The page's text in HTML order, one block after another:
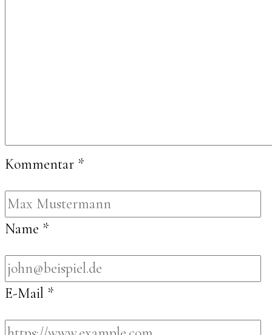
Kommentar *
Name *
E-Mail *